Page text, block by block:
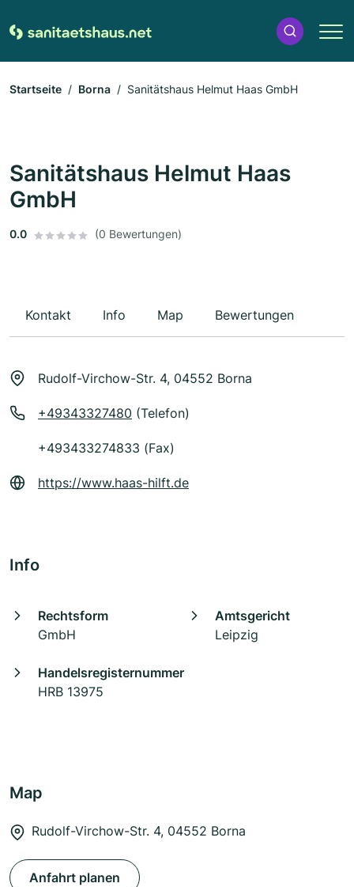
Startseite Borna Sanitätshaus Helmut Haas GmbH
Sanitätshaus Helmut Haas
GmbH
0.0 (0 Bewertungen)
Kontakt Info Map Bewertungen
Rudolf-Virchow-Str. 4, 04552 Borna
+49343327480 (Telefon)
+493433274833 (Fax)
https://www.haas-hilft.de
Info
Rechtsform
GmbH
Amtsgericht
Leipzig
Handelsregisternummer
HRB 13975
Map
Rudolf-Virchow-Str. 4, 04552 Borna
Anfahrt planen